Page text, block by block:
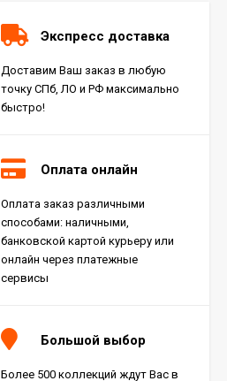
Экспресс доставка
Доставим Ваш заказ в любую
точку СПб, ЛО и РФ максимально
быстро!
Оплата онлайн
Оплата заказ различными
способами: наличными,
банковской картой курьеру или
онлайн через платежные
сервисы
Большой выбор
Более 500 коллекций ждут Вас в
Керамогранит Italon
Charme Extra Silver Ret
60x120, 610010001196
Charme Evo Imperiale
Ret 60x120,